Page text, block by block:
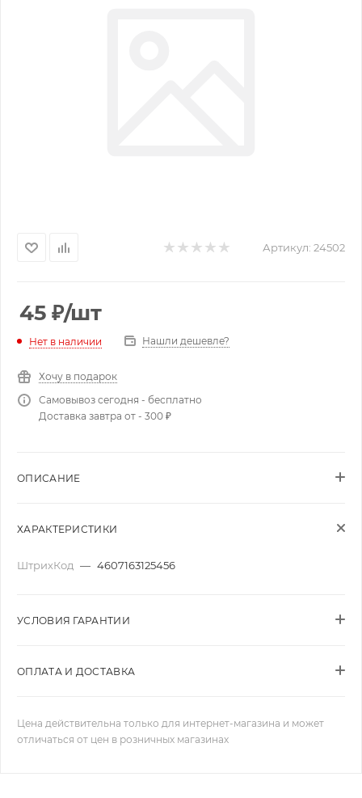
Артикул: 24502
45 ₽/шт
Нет в наличии Нашли дешевле?
Хочу в подарок
Самовывоз сегодня - бесплатно
Доставка завтра от - 300 ₽
ОПИСАНИЕ
ХАРАКТЕРИСТИКИ
ШтрихКод — 4607163125456
УСЛОВИЯ ГАРАНТИИ
ОПЛАТА И ДОСТАВКА
Цена действительна только для интернет-магазина и может
отличаться от цен в розничных магазинах